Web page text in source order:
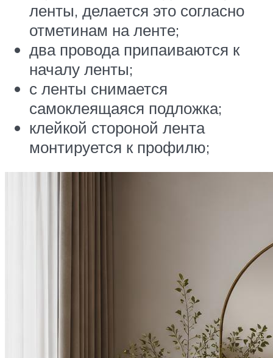
ленты, делается это согласно
отметинам на ленте;
два провода припаиваются к
началу ленты;
с ленты снимается
самоклеящаяся подложка;
клейкой стороной лента
монтируется к профилю;